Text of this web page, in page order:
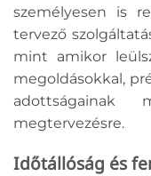
személyesen is
tervező
mint amikor
megoldásokkal,
adottságainak
megtervezésre.
Időtállóság és